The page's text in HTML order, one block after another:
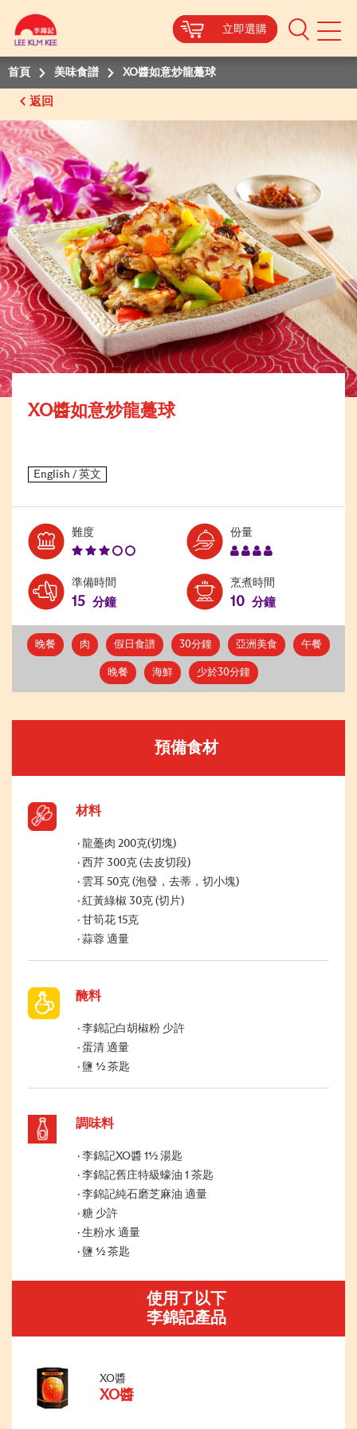
立即選購
Mobile
立即選購
立即選購
立即選購
首頁 美味食譜 XO醬如意炒龍躉球
返回
XO醬如意炒龍躉球
難度Level:
份量Serves:
準備時間
15 分鐘
烹煮時間
10 分鐘
晚餐 肉 假日食譜 30分鐘 亞洲美食 午餐
晚餐 海鮮 少於30分鐘
預備食材
材料
龍躉肉 200克(切塊)
西芹 300克 (去皮切段)
雲耳 50克 (泡發，去蒂，切小塊)
紅黃綠椒 30克 (切片)
甘筍花 15克
蒜蓉 適量
醃料
李錦記白胡椒粉 少許
蛋清 適量
鹽 ½ 茶匙
調味料
李錦記XO醬 1½ 湯匙
李錦記舊庄特級蠔油 1 茶匙
李錦記純石磨芝麻油 適量
糖 少許
生粉水 適量
鹽 ½ 茶匙
使用了以下
李錦記產品
XO醬
XO醬